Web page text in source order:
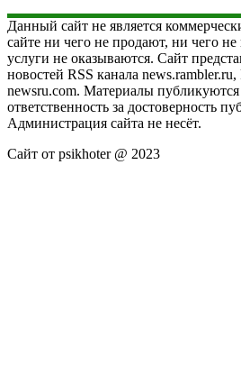
Данный сайт не является
сайте ни чего не продают, ни чего
услуги не оказываются. Сайт
новостей RSS канала news.rambler.ru,
newsru.com. Материалы публикуются
ответственность за достоверность
Администрация сайта не несёт.
Сайт от psikhoter @ 2023